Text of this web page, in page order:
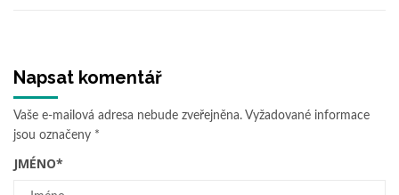
Napsat komentář
Vaše e-mailová adresa nebude zveřejněna. Vyžadované informace
jsou označeny *
JMÉNO*